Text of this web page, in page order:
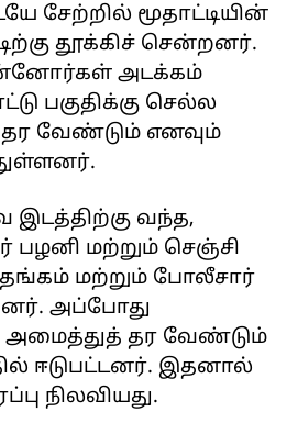
சேற்றில் மூதாட்டியின்
தூக்கிச் சென்றனர்.
அடக்கம்
பகுதிக்கு செல்ல
வேண்டும் எனவும்
இடத்திற்கு வந்த,
பழனி மற்றும் செஞ்சி
மற்றும் போலீசார்
அப்போது
அமைத்துத் தர வேண்டும்
ஈடுபட்டனர். இதனால்
நிலவியது.